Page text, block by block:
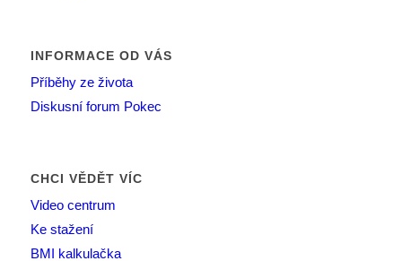
INFORMACE OD VÁS
Příběhy ze života
Diskusní forum Pokec
CHCI VĚDĚT VÍC
Video centrum
Ke stažení
BMI kalkulačka